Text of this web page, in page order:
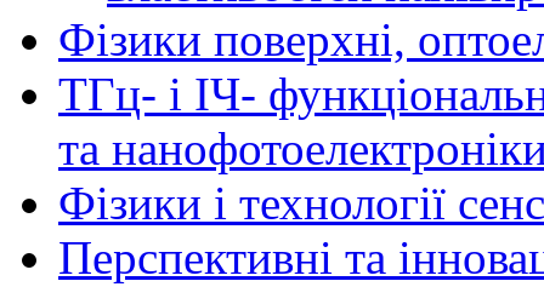
Фізики поверхні,
ТГц- і ІЧ-
та
Фізики і технології
Перспективні та